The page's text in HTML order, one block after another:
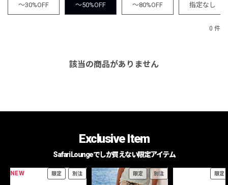
～30%OFF ～50%OFF ～80%OFF 指定なし
0 件
該当の商品がありません
Exclusive Item
Safari Loungeでしか買えない限定アイテム
NEW 限定 別注 限定 別注 限定